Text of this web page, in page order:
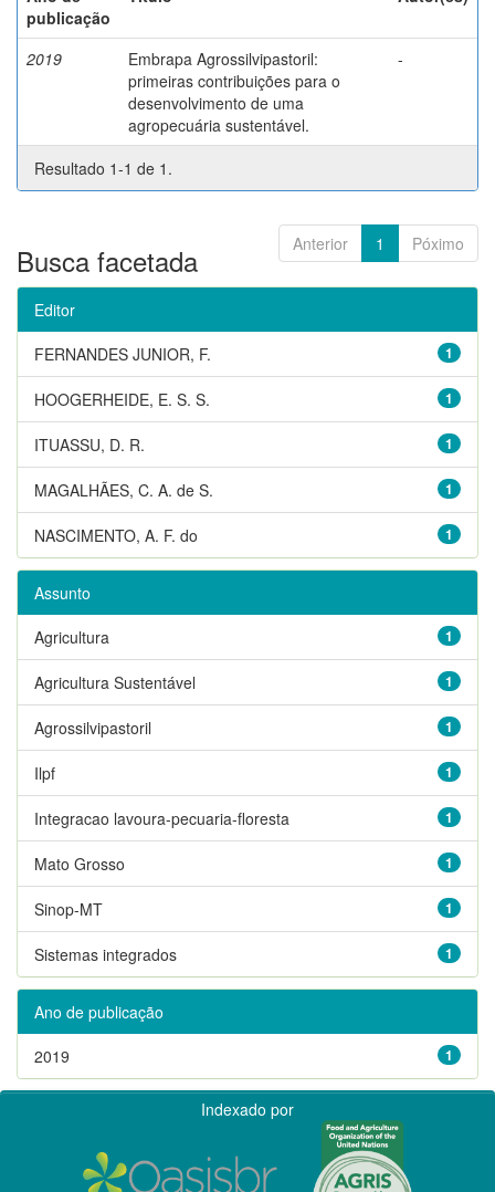
publicação
2019
Embrapa Agrossilvipastoril:
primeiras contribuições para o
desenvolvimento de uma
agropecuária sustentável.
-
Resultado 1-1 de 1.
Anterior 1 Póximo
Busca facetada
Editor
1
FERNANDES JUNIOR, F.
1
HOOGERHEIDE, E. S. S.
1
ITUASSU, D. R.
1
MAGALHÃES, C. A. de S.
1
NASCIMENTO, A. F. do
Assunto
1
Agricultura
1
Agricultura Sustentável
1
Agrossilvipastoril
1
Ilpf
1
Integracao lavoura-pecuaria-floresta
1
Mato Grosso
1
Sinop-MT
1
Sistemas integrados
Ano de publicação
1
2019
Indexado por